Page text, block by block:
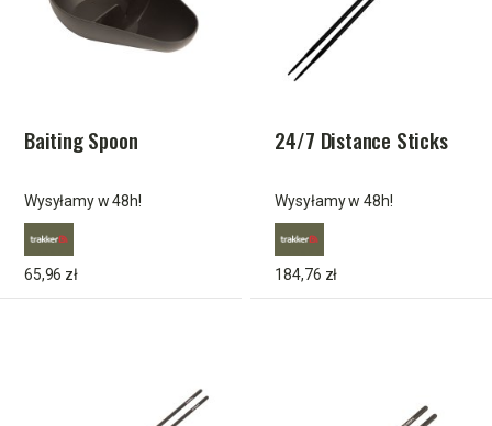
Baiting Spoon
Wysyłamy w 48h!
65,96 zł
24/7 Distance Sticks
Wysyłamy w 48h!
184,76 zł